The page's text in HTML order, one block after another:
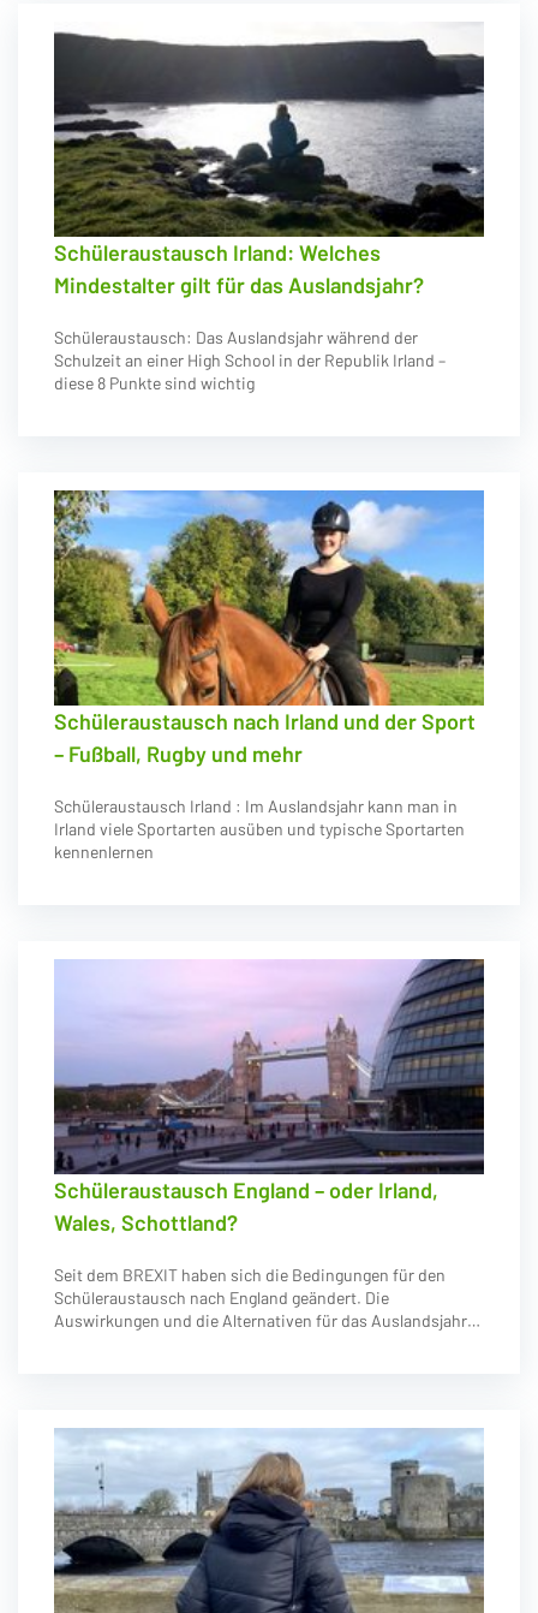
Schüleraustausch Irland: Welches
Mindestalter gilt für das Auslandsjahr?
Schüleraustausch: Das Auslandsjahr während der
Schulzeit an einer High School in der Republik Irland –
diese 8 Punkte sind wichtig
Schüleraustausch nach Irland und der Sport
– Fußball, Rugby und mehr
Schüleraustausch Irland : Im Auslandsjahr kann man in
Irland viele Sportarten ausüben und typische Sportarten
kennenlernen
Schüleraustausch England – oder Irland,
Wales, Schottland?
Seit dem BREXIT haben sich die Bedingungen für den
Schüleraustausch nach England geändert. Die
Auswirkungen und die Alternativen für das Auslandsjahr…